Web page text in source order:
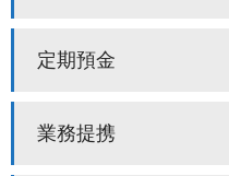
定期預金
業務提携